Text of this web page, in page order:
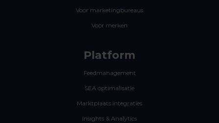
Voor marketingbureaus
Voor merken
Platform
Feedmanagement
SEA optimalisatie
Marktplaats integraties
Insights & Analytics